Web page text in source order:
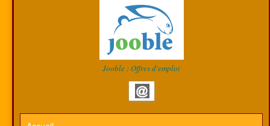
Jooble : Offres d'emploi